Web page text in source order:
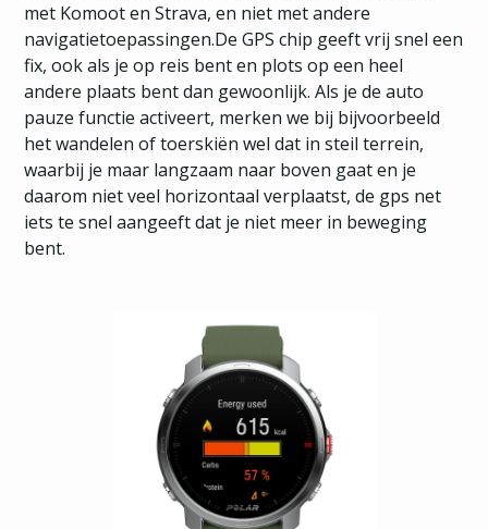
met Komoot en Strava, en niet met andere
navigatietoepassingen.De GPS chip geeft vrij snel een
fix, ook als je op reis bent en plots op een heel
andere plaats bent dan gewoonlijk. Als je de auto
pauze functie activeert, merken we bij bijvoorbeeld
het wandelen of toerskiën wel dat in steil terrein,
waarbij je maar langzaam naar boven gaat en je
daarom niet veel horizontaal verplaatst, de gps net
iets te snel aangeeft dat je niet meer in beweging
bent.